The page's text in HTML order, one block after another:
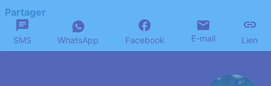
Partager
SMS WhatsApp Facebook E-mail Lien